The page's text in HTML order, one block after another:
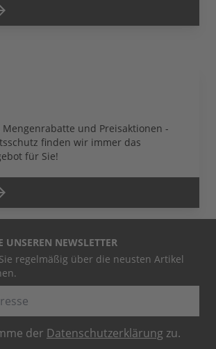
Mengenrabatte und Preisaktionen -
finden wir immer das
für Sie!
UNSEREN NEWSLETTER
regelmäßig über die neusten Artikel
der Datenschutzerklärung zu.